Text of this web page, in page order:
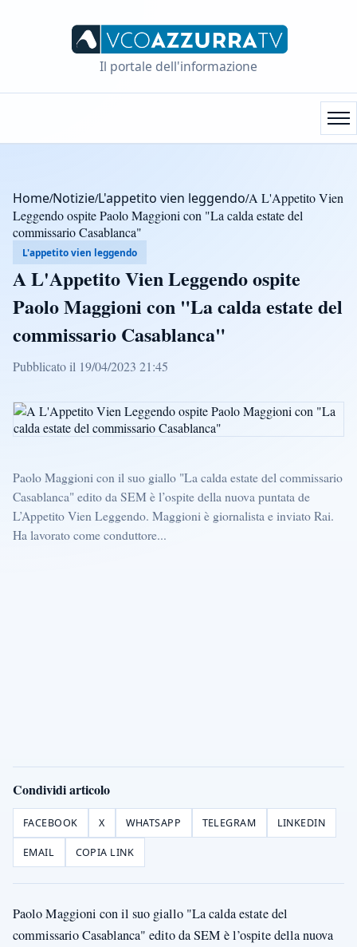
Il portale dell'informazione
Home/Notizie/L'appetito vien leggendo/A L'Appetito Vien
Leggendo ospite Paolo Maggioni con "La calda estate del
commissario Casablanca"
L'appetito vien leggendo
A L'Appetito Vien Leggendo ospite
Paolo Maggioni con "La calda estate del
commissario Casablanca"
Pubblicato il 19/04/2023 21:45
Paolo Maggioni con il suo giallo "La calda estate del commissario
Casablanca" edito da SEM è l’ospite della nuova puntata de
L’Appetito Vien Leggendo. Maggioni è giornalista e inviato Rai.
Ha lavorato come conduttore...
Condividi articolo
FACEBOOK X WHATSAPP TELEGRAM LINKEDIN
EMAIL COPIA LINK
Paolo Maggioni con il suo giallo "La calda estate del
commissario Casablanca" edito da SEM è l’ospite della nuova